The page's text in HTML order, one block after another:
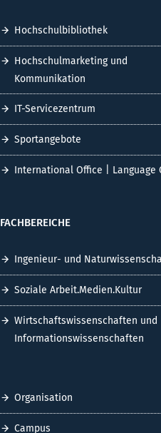
Hochschulbibliothek
Hochschulmarketing und
Kommunikation
IT-Servicezentrum
Sportangebote
International Office | Language
FACHBEREICHE
Ingenieur- und
Soziale Arbeit.Medien.Kultur
Wirtschaftswissenschaften und
Informationswissenschaften
Organisation
Campus